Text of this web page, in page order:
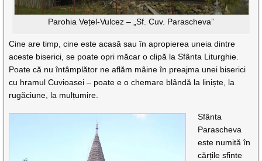
Parohia Vețel-Vulcez – „Sf. Cuv. Parascheva”
Cine are timp, cine este acasă sau în apropierea uneia dintre
aceste biserici, se poate opri măcar o clipă la Sfânta Liturghie.
Poate că nu întâmplător ne aflăm mâine în preajma unei biserici
cu hramul Cuvioasei – poate e o chemare blândă la liniște, la
rugăciune, la mulțumire.
Sfânta
Parascheva
este numită în
cărțile sfinte